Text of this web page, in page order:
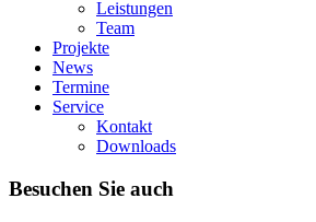
Leistungen
Team
Projekte
News
Termine
Service
Kontakt
Downloads
Besuchen Sie auch